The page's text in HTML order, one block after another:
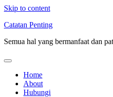
Skip to content
Catatan Penting
Semua hal yang bermanfaat dan
Home
About
Hubungi